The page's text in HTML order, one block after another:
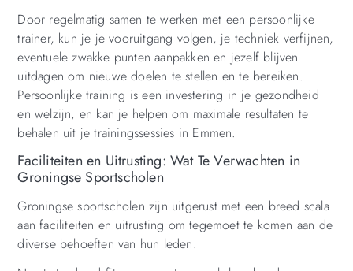
Door regelmatig samen te werken met een persoonlijke
trainer, kun je je vooruitgang volgen, je techniek verfijnen,
eventuele zwakke punten aanpakken en jezelf blijven
uitdagen om nieuwe doelen te stellen en te bereiken.
Persoonlijke training is een investering in je gezondheid
en welzijn, en kan je helpen om maximale resultaten te
behalen uit je trainingssessies in Emmen.
Faciliteiten en Uitrusting: Wat Te Verwachten in
Groningse Sportscholen
Groningse sportscholen zijn uitgerust met een breed scala
aan faciliteiten en uitrusting om tegemoet te komen aan de
diverse behoeften van hun leden.